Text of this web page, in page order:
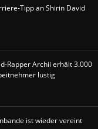
Tipp an Shirin David
Rapper Archii erhält 3.000
lustig
ist wieder vereint